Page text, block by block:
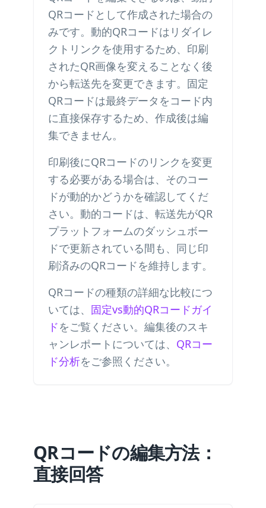
QRコードとして作成された場合の
みです。動的QRコードはリダイレ
クトリンクを使用するため、印刷
されたQR画像を変えることなく後
から転送先を変更できます。固定
QRコードは最終データをコード内
に直接保存するため、作成後は編
集できません。
印刷後にQRコードのリンクを変更
する必要がある場合は、そのコー
ドが動的かどうかを確認してくだ
さい。動的コードは、転送先がQR
プラットフォームのダッシュボー
ドで更新されている間も、同じ印
刷済みのQRコードを維持します。
QRコードの種類の詳細な比較につ
いては、 固定vs動的QRコードガイ
ドをご覧ください。編集後のスキ
ャンレポートについては、 QRコー
ド分析をご参照ください。
QRコードの編集方法：
直接回答